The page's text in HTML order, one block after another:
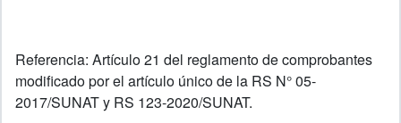
Referencia: Artículo 21 del reglamento de comprobantes
modificado por el artículo único de la RS N° 05-
2017/SUNAT y RS 123-2020/SUNAT.